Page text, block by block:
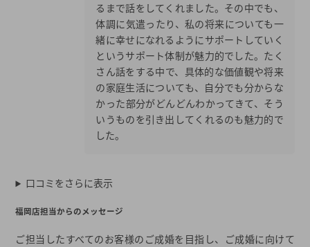
るまで話をしてくれました。その中でも、
体調に気遣ったり、私の将来についても一
緒に幸せになれるようにサポートしていく
というサポート体制が魅力的でした。たく
さん話をする中で、具体的な価値観や将来
の家庭生活についても、自分でも分からな
かった部分がどんどんわかってきて、そう
いうものを引き出してくれるのも魅力的で
した。
口コミをさらに表示
福岡店担当からのメッセージ
ご担当したすべてのお客様のご成婚を目指し、ご成婚に向けて